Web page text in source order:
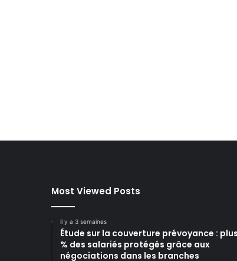
Most Viewed Posts
il y a 3 semaines
Étude sur la couverture prévoyance :
% des salariés protégés grâce aux
négociations dans les branches